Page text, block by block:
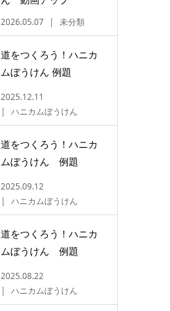
2026.05.07 未分類
道をつくろう！ハニカ
ムぼうけん 例題
2025.12.11
ハニカムぼうけん
道をつくろう！ハニカ
ムぼうけん 例題
2025.09.12
ハニカムぼうけん
道をつくろう！ハニカ
ムぼうけん 例題
2025.08.22
ハニカムぼうけん